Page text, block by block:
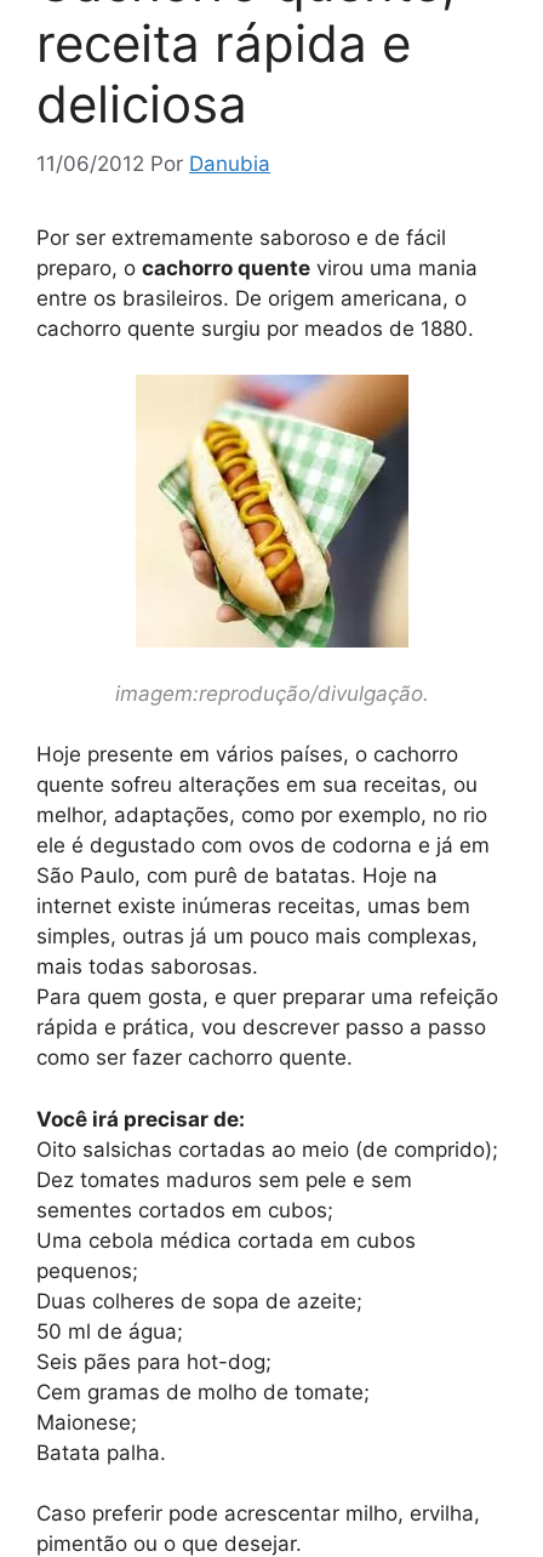
receita rápida e
deliciosa
11/06/2012 Por Danubia
Por ser extremamente saboroso e de fácil
preparo, o cachorro quente virou uma mania
entre os brasileiros. De origem americana, o
cachorro quente surgiu por meados de 1880.
imagem:reprodução/divulgação.
Hoje presente em vários países, o cachorro
quente sofreu alterações em sua receitas, ou
melhor, adaptações, como por exemplo, no rio
ele é degustado com ovos de codorna e já em
São Paulo, com purê de batatas. Hoje na
internet existe inúmeras receitas, umas bem
simples, outras já um pouco mais complexas,
mais todas saborosas.
Para quem gosta, e quer preparar uma refeição
rápida e prática, vou descrever passo a passo
como ser fazer cachorro quente.
Você irá precisar de:
Oito salsichas cortadas ao meio (de comprido);
Dez tomates maduros sem pele e sem
sementes cortados em cubos;
Uma cebola médica cortada em cubos
pequenos;
Duas colheres de sopa de azeite;
50 ml de água;
Seis pães para hot-dog;
Cem gramas de molho de tomate;
Maionese;
Batata palha.
Caso preferir pode acrescentar milho, ervilha,
pimentão ou o que desejar.